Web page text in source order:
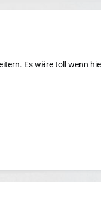
Es wäre toll wenn